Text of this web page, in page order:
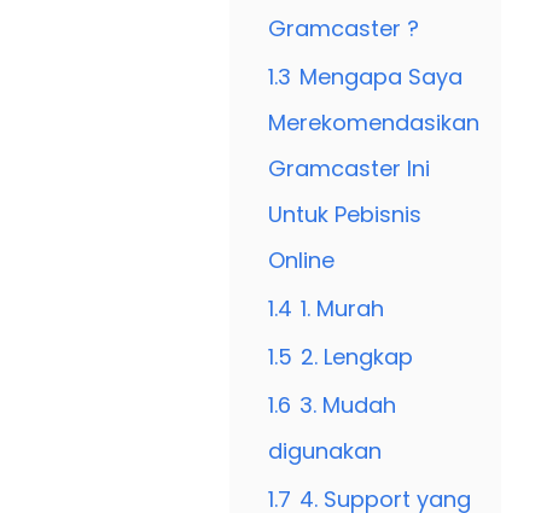
Gramcaster ?
1.3 Mengapa Saya
Merekomendasikan
Gramcaster Ini
Untuk Pebisnis
Online
1.4 1. Murah
1.5 2. Lengkap
1.6 3. Mudah
digunakan
1.7 4. Support yang